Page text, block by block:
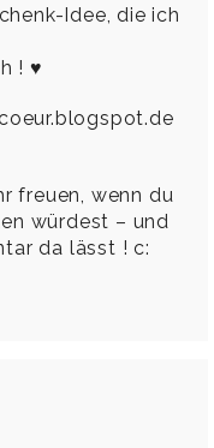
Idee, die ich
! ♥
freuen, wenn du
würdest – und
da lässt ! c: